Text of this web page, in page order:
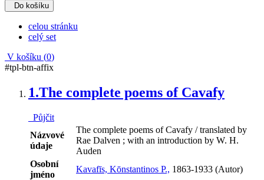
Do košíku
celou stránku
celý set
V košíku (0)
#tpl-btn-affix
1.The complete poems of Cavafy
Půjčit
Názvové
údaje
The complete poems of Cavafy / translated by
Rae Dalven ; with an introduction by W. H.
Auden
Osobní
jméno
Kavafīs, Kōnstantinos P., 1863-1933 (Autor)